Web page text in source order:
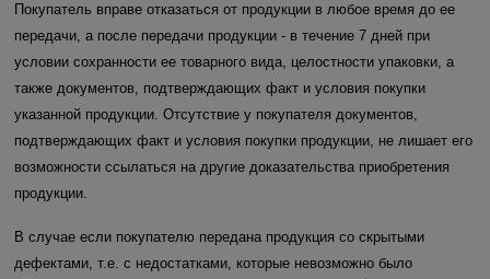
Покупатель вправе отказаться от продукции в любое время до ее
передачи, а после передачи продукции - в течение 7 дней при
условии сохранности ее товарного вида, целостности упаковки, а
также документов, подтверждающих факт и условия покупки
указанной продукции. Отсутствие у покупателя документов,
подтверждающих факт и условия покупки продукции, не лишает его
возможности ссылаться на другие доказательства приобретения
продукции.
В случае если покупателю передана продукция со скрытыми
дефектами, т.е. с недостатками, которые невозможно было